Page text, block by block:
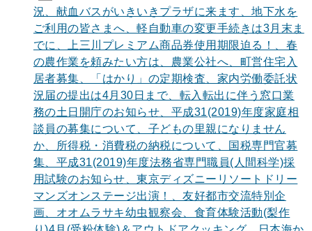
況、献血バスがいきいきプラザに来ます、地下水を
ご利用の皆さまへ、軽自動車の変更手続きは3月末ま
でに、上三川プレミアム商品券使用期限迫る！、春
の農作業を頼みたい方は、農業公社へ、町営住宅入
居者募集、「はかり」の定期検査、家内労働委託状
況届の提出は4月30日まで、転入転出に伴う窓口業
務の土日開庁のお知らせ、平成31(2019)年度家庭相
談員の募集について、子どもの里親になりません
か、所得税・消費税の納税について、国税専門官募
集、平成31(2019)年度法務省専門職員(人間科学)採
用試験のお知らせ、東京ディズニーリソートドリー
マンズオンステージ出演！、友好都市交流特別企
画、オオムラサキ幼虫観察会、食育体験活動(梨作